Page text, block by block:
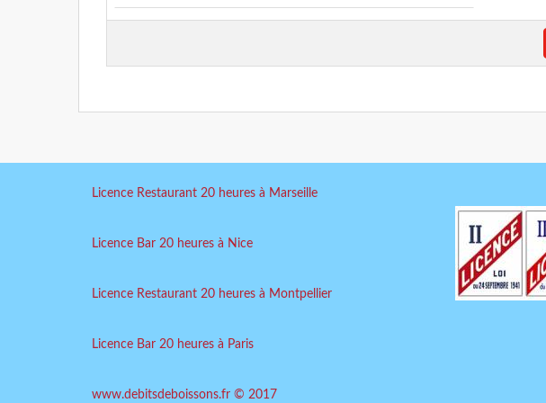
Licence Restaurant 20 heures à Marseille
Licence Bar 20 heures à Nice
Licence Restaurant 20 heures à Montpellier
Licence Bar 20 heures à Paris
www.debitsdeboissons.fr © 2017